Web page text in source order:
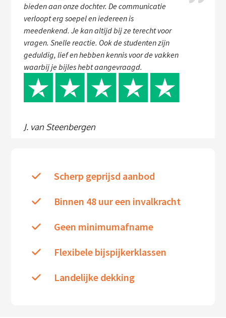
bieden aan onze dochter. De communicatie
verloopt erg soepel en iedereen is
meedenkend. Je kan altijd bij ze terecht voor
vragen. Snelle reactie. Ook de studenten zijn
geduldig, lief en hebben kennis voor de vakken
waarbij je bijles hebt aangevraagd.
J. van Steenbergen
Scherp geprijsd aanbod
Binnen 48 uur een invalkracht
Geen minimumafname
Flexibele bijspijkerklassen
Landelijke dekking